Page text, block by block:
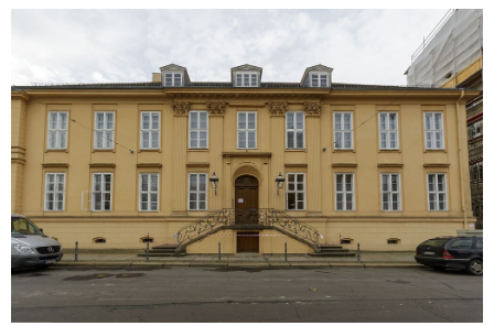
CORONA-Förderlinie
Zwischenfinanzierung
Sonstiges
Zwischenfinanzierung